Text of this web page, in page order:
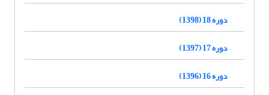
دوره 18 (1398)
دوره 17 (1397)
دوره 16 (1396)